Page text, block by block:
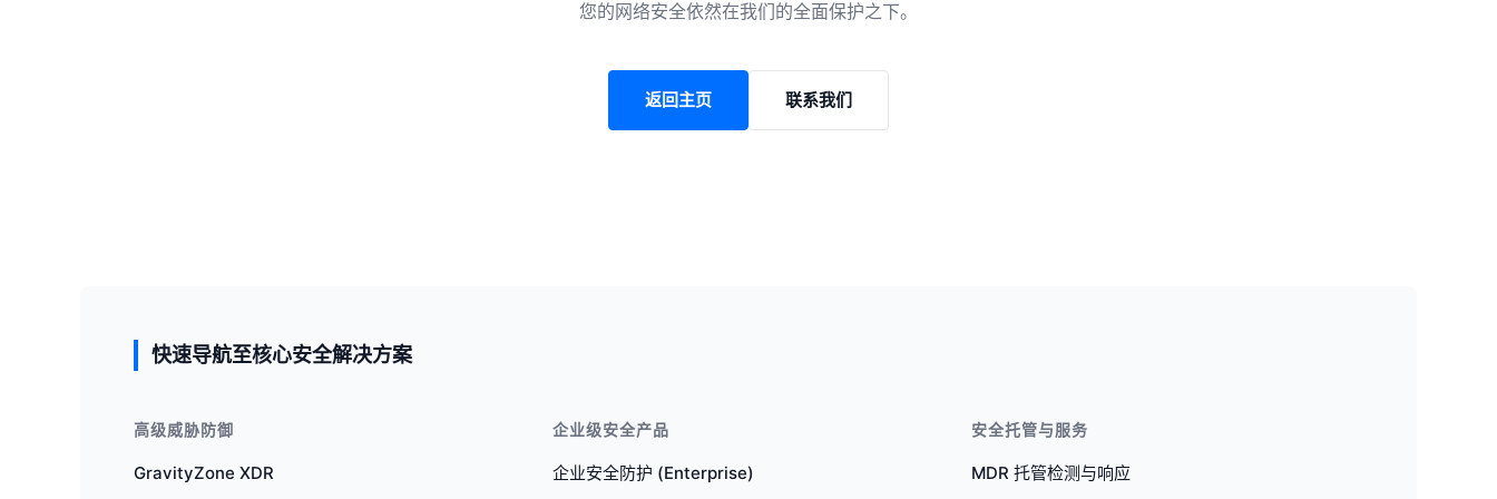
您的网络安全依然在我们的全面保护之下。
返回主页 联系我们
快速导航至核心安全解决方案
高级威胁防御
GravityZone XDR
企业级安全产品
企业安全防护 (Enterprise)
安全托管与服务
MDR 托管检测与响应